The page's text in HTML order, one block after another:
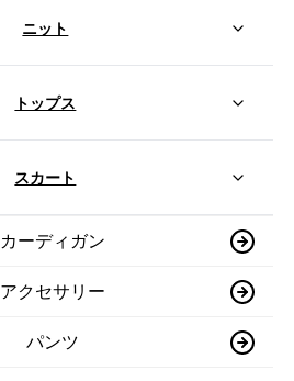
ニット
トップス
スカート
カーディガン
アクセサリー
パンツ